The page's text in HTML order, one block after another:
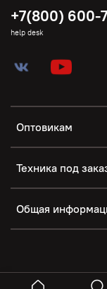
Оптовикам
Техника под
Общая
+7(800) 600-
help desk